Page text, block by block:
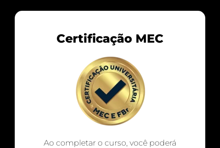
Certificação MEC
Ao completar o curso, você poderá